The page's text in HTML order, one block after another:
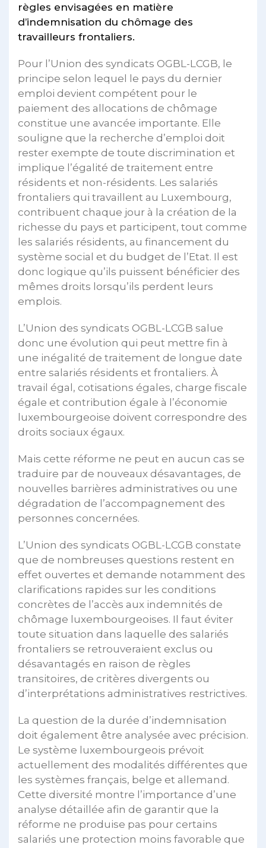
règles envisagées en matière
d’indemnisation du chômage des
travailleurs frontaliers.
Pour l’Union des syndicats OGBL-LCGB, le
principe selon lequel le pays du dernier
emploi devient compétent pour le
paiement des allocations de chômage
constitue une avancée importante. Elle
souligne que la recherche d’emploi doit
rester exempte de toute discrimination et
implique l’égalité de traitement entre
résidents et non-résidents. Les salariés
frontaliers qui travaillent au Luxembourg,
contribuent chaque jour à la création de la
richesse du pays et participent, tout comme
les salariés résidents, au financement du
système social et du budget de l’Etat. Il est
donc logique qu’ils puissent bénéficier des
mêmes droits lorsqu’ils perdent leurs
emplois.
L’Union des syndicats OGBL-LCGB salue
donc une évolution qui peut mettre fin à
une inégalité de traitement de longue date
entre salariés résidents et frontaliers. À
travail égal, cotisations égales, charge fiscale
égale et contribution égale à l’économie
luxembourgeoise doivent correspondre des
droits sociaux égaux.
Mais cette réforme ne peut en aucun cas se
traduire par de nouveaux désavantages, de
nouvelles barrières administratives ou une
dégradation de l’accompagnement des
personnes concernées.
L’Union des syndicats OGBL-LCGB constate
que de nombreuses questions restent en
effet ouvertes et demande notamment des
clarifications rapides sur les conditions
concrètes de l’accès aux indemnités de
chômage luxembourgeoises. Il faut éviter
toute situation dans laquelle des salariés
frontaliers se retrouveraient exclus ou
désavantagés en raison de règles
transitoires, de critères divergents ou
d’interprétations administratives restrictives.
La question de la durée d’indemnisation
doit également être analysée avec précision.
Le système luxembourgeois prévoit
actuellement des modalités différentes que
les systèmes français, belge et allemand.
Cette diversité montre l’importance d’une
analyse détaillée afin de garantir que la
réforme ne produise pas pour certains
salariés une protection moins favorable que